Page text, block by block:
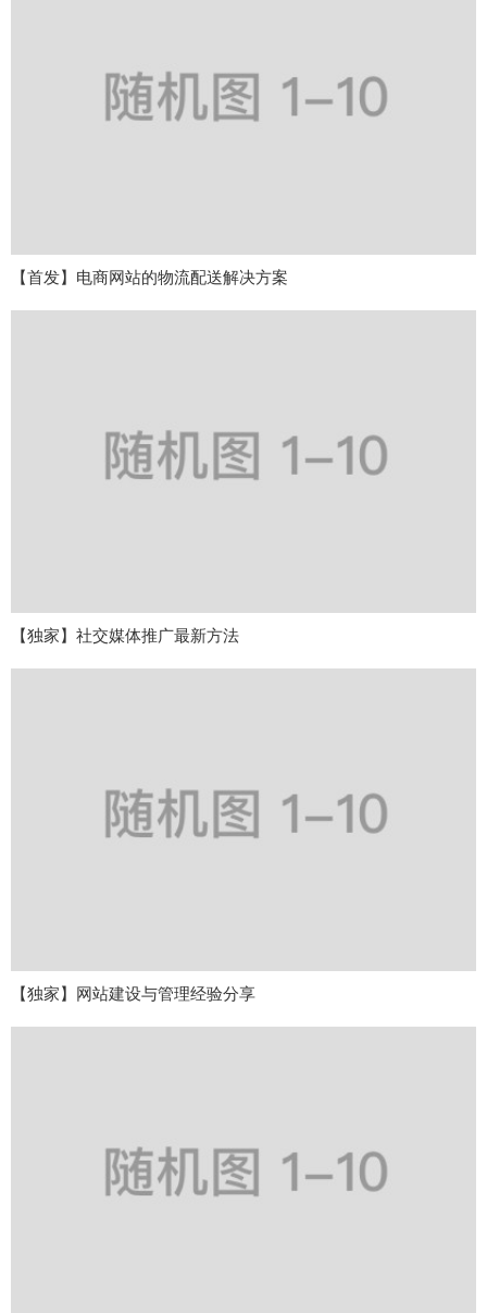
【首发】电商网站的物流配送解决方案
【独家】社交媒体推广最新方法
【独家】网站建设与管理经验分享